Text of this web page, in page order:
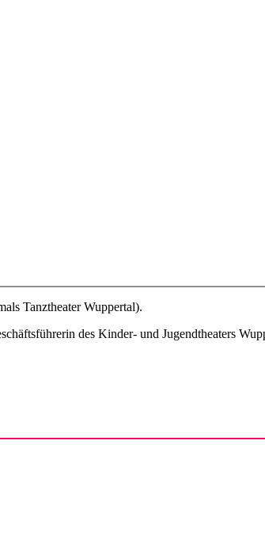
Tanztheater Wuppertal).
des Kinder- und Jugendtheaters